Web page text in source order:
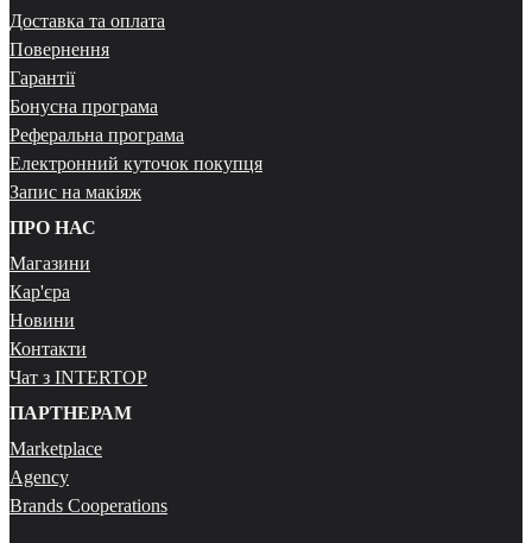
Доставка та оплата
Повернення
Гарантії
Бонусна програма
Реферальна програма
Електронний куточок покупця
Запис на макіяж
ПРО НАС
Магазини
Кар'єра
Новини
Контакти
Чат з INTERTOP
ПАРТНЕРАМ
Marketplace
Agency
Brands Cooperations